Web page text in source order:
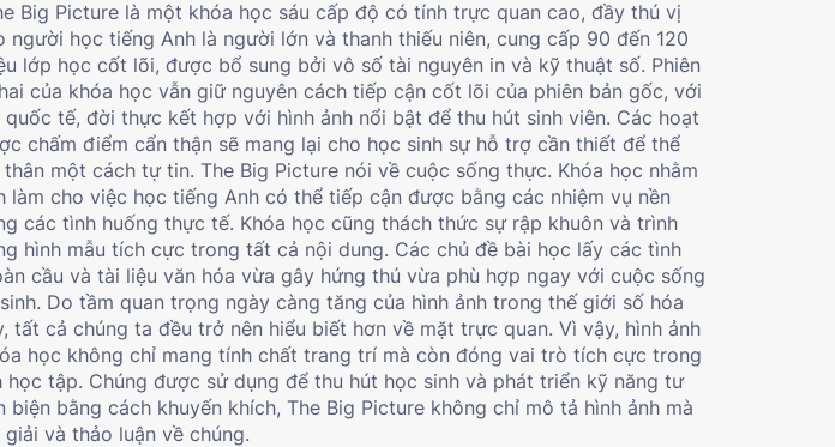
Big Picture là một khóa học sáu cấp độ có tính trực quan cao, đầy thú vị
người học tiếng Anh là người lớn và thanh thiếu niên, cung cấp 90 đến 120
lớp học cốt lõi, được bổ sung bởi vô số tài nguyên in và kỹ thuật số. Phiên
của khóa học vẫn giữ nguyên cách tiếp cận cốt lõi của phiên bản gốc, với
quốc tế, đời thực kết hợp với hình ảnh nổi bật để thu hút sinh viên. Các hoạt
chấm điểm cẩn thận sẽ mang lại cho học sinh sự hỗ trợ cần thiết để thể
thân một cách tự tin.The Big Picture nói về cuộc sống thực. Khóa học nhằm
làm cho việc học tiếng Anh có thể tiếp cận được bằng các nhiệm vụ nền
các tình huống thực tế. Khóa học cũng thách thức sự rập khuôn và trình
hình mẫu tích cực trong tất cả nội dung. Các chủ đề bài học lấy các tình
cầu và tài liệu văn hóa vừa gây hứng thú vừa phù hợp ngay với cuộc sống
Do tầm quan trọng ngày càng tăng của hình ảnh trong thế giới số hóa
tất cả chúng ta đều trở nên hiểu biết hơn về mặt trực quan. Vì vậy, hình ảnh
học không chỉ mang tính chất trang trí mà còn đóng vai trò tích cực trong
học tập. Chúng được sử dụng để thu hút học sinh và phát triển kỹ năng tư
biện bằng cách khuyến khích, The Big Picture không chỉ mô tả hình ảnh mà
và thảo luận về chúng.